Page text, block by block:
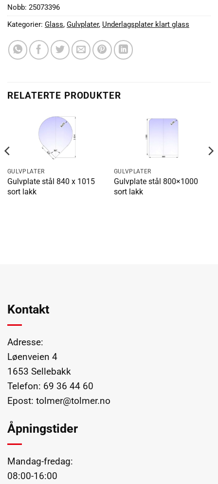
Nobb: 25073396
Kategorier: Glass, Gulvplater, Underlagsplater klart glass
RELATERTE PRODUKTER
GULVPLATER
Gulvplate stål 840 x 1015
sort lakk
GULVPLATER
Gulvplate stål 800×1000
sort lakk
Kontakt
Adresse:
Løenveien 4
1653 Sellebakk
Telefon: 69 36 44 60
Epost: tolmer@tolmer.no
Åpningstider
Mandag-fredag:
08:00-16:00